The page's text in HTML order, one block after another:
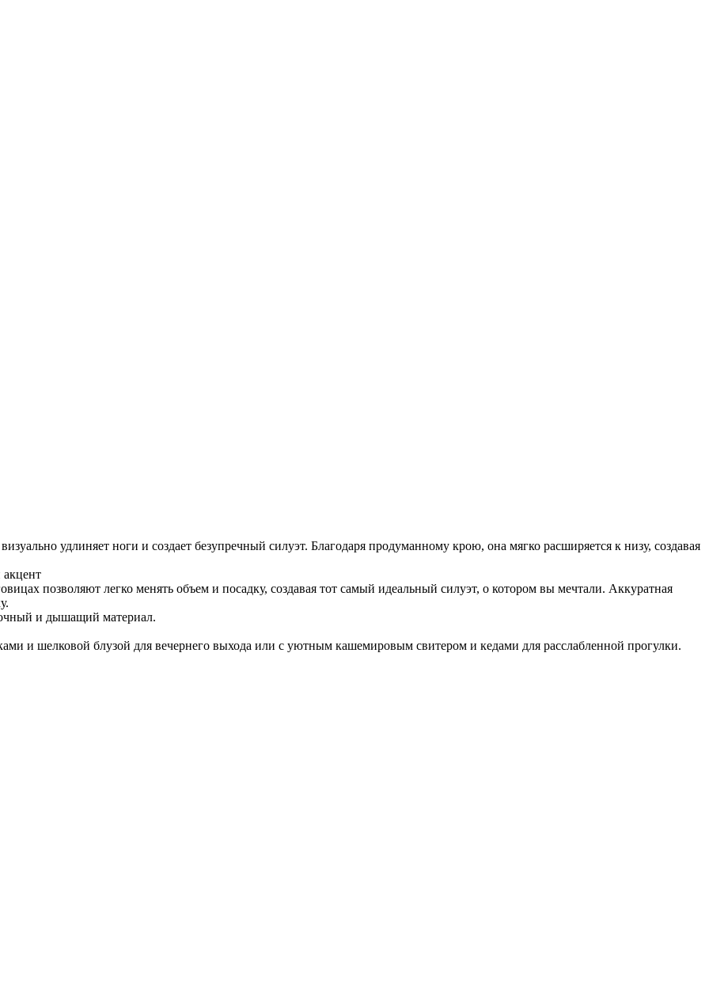
удлиняет ноги и создает безупречный силуэт. Благодаря продуманному крою, она мягко расширяется к низу, создавая
позволяют легко менять объем и посадку, создавая тот самый идеальный силуэт, о котором вы мечтали. Аккуратная
и дышащий материал.
и шелковой блузой для вечернего выхода или с уютным кашемировым свитером и кедами для расслабленной прогулки.